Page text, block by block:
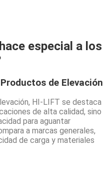
especial a los
de Elevación
HI-LIFT se destaca
de alta calidad, sino
para aguantar
a marcas generales,
de carga y materiales